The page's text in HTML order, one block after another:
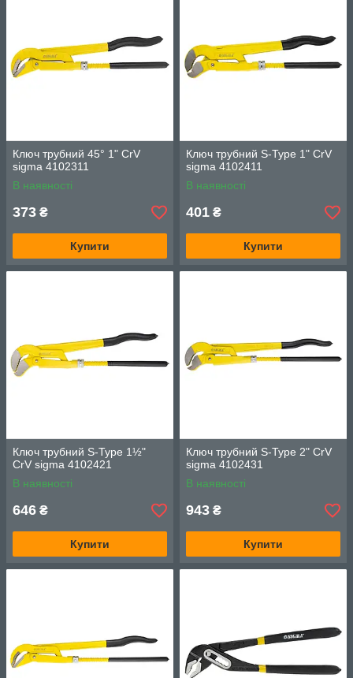
Ключ трубний 45° 1" CrV
sigma 4102311
В наявності
373 ₴
Купити
Ключ трубний S-Type 1" CrV
sigma 4102411
В наявності
401 ₴
Купити
Ключ трубний S-Type 1½"
CrV sigma 4102421
В наявності
646 ₴
Купити
Ключ трубний S-Type 2" CrV
sigma 4102431
В наявності
943 ₴
Купити